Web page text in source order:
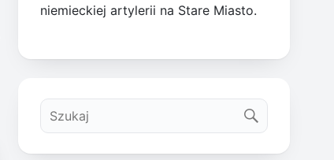
niemieckiej artylerii na Stare Miasto.